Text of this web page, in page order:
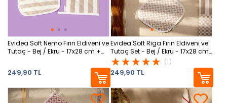
Evidea Soft Nemo Fırın Eldiveni ve
Tutaç - Bej / Ekru - 17x28 cm +
249,90 TL
Evidea Soft Riga Fırın Eldiveni ve
Tutaç Set - Bej / Ekru - 17x28 cm
+ 20x20 cm
(1)
249,90 TL